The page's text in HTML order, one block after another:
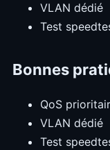
VLAN dédié
Test
Bonnes
QoS
VLAN dédié
Test